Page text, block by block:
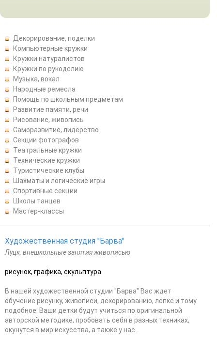
Декорирование, поделки
Компьютерные кружки
Кружки натуралистов
Кружки по рукоделию
Музыка, вокал
Народные ремесла
Помощь по школьным предметам
Развитие памяти, речи
Рисование, живопись
Саморазвитие, лидерство
Секции фотографов
Театральные кружки
Технические кружки
Туристические клубы
Шахматы и логические игры
Спортивные секции
Школы танцев
Мастер-классы
Художественная студия "Барва"
Луцк, внешкольные занятия живописью
рисунок, графика, скульптура
В нашей художественной студии "Барва" Вас ждет
обучение рисунку, живописи, декорированию, лепке и тому
подобное. Ваши детки будут учиться по оригинальной
авторской методике, пробовать себя в разных техниках,
окунутся в мир искусства, а также у нас...